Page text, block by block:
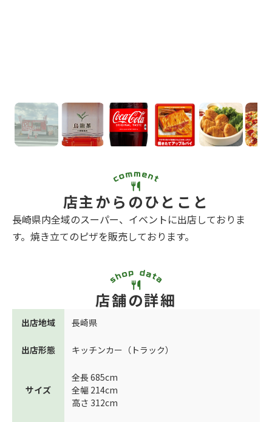
店主からのひとこと
長崎県内全域のスーパー、イベントに出店しておりま
す。焼き立てのピザを販売しております。
店舗の詳細
出店地域 長崎県
出店形態 キッチンカー（トラック）
サイズ
全長 685cm
全幅 214cm
高さ 312cm